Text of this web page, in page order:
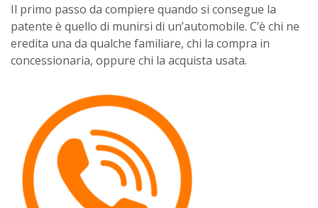
Il primo passo da compiere quando si consegue la
patente è quello di munirsi di un’automobile. C’è chi ne
eredita una da qualche familiare, chi la compra in
concessionaria, oppure chi la acquista usata.